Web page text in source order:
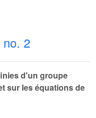
no. 2
d'un groupe
sur les équations de